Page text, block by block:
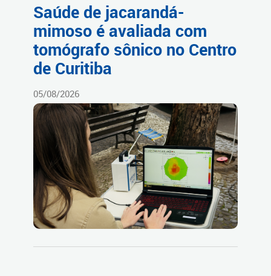
Saúde de jacarandá-
mimoso é avaliada com
tomógrafo sônico no Centro
de Curitiba
05/08/2026